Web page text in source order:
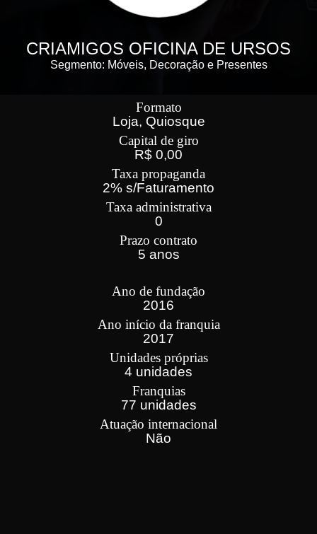
CRIAMIGOS OFICINA DE URSOS
Segmento: Móveis, Decoração e Presentes
Formato
Loja, Quiosque
Capital de giro
R$ 0,00
Taxa propaganda
2% s/Faturamento
Taxa administrativa
0
Prazo contrato
5 anos
Ano de fundação
2016
Ano início da franquia
2017
Unidades próprias
4 unidades
Franquias
77 unidades
Atuação internacional
Não